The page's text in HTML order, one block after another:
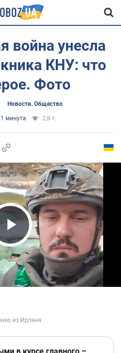
война унесла
КНУ: что
Фото
Новости. Общество
1 минута 2,8 т.
Video
в курсе главного –